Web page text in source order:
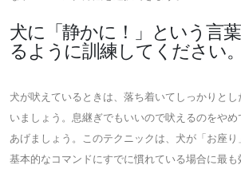
犬に「静かに！」という言
るように訓練してください。
犬が吠えているときは、落ち着いてしっかりと
いましょう。息継ぎでもいいので吠えるのをや
あげましょう。このテクニックは、犬が「お座
基本的なコマンドにすでに慣れている場合に最